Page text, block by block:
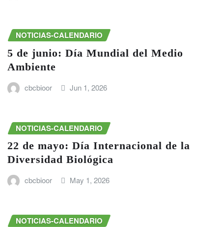
NOTICIAS-CALENDARIO
5 de junio: Día Mundial del Medio
Ambiente
cbcbioor Jun 1, 2026
NOTICIAS-CALENDARIO
22 de mayo: Día Internacional de la
Diversidad Biológica
cbcbioor May 1, 2026
NOTICIAS-CALENDARIO